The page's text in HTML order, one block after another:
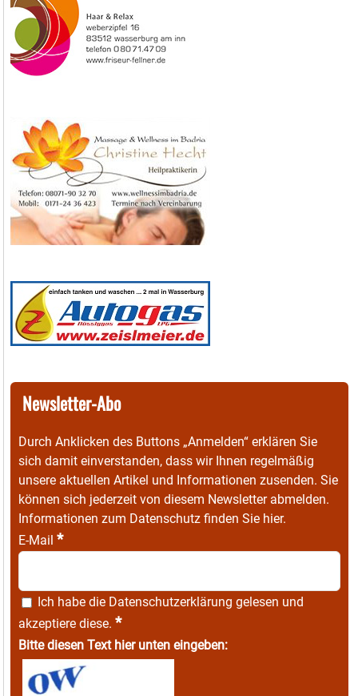
Newsletter-Abo
Durch Anklicken des Buttons „Anmelden“ erklären Sie
sich damit einverstanden, dass wir Ihnen regelmäßig
unsere aktuellen Artikel und Informationen zusenden. Sie
können sich jederzeit von diesem Newsletter abmelden.
Informationen zum Datenschutz finden Sie hier.
E-Mail *
Ich habe die Datenschutzerklärung gelesen und
akzeptiere diese. *
Bitte diesen Text hier unten eingeben: